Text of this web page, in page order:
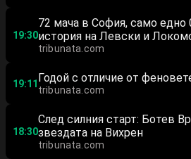
19:30
72 мача в София, само едно
история на Левски и
tribunata.com
19:11 Годой с отличие от
tribunata.com
18:30
След силния старт: Ботев
звездата на Вихрен
tribunata.com